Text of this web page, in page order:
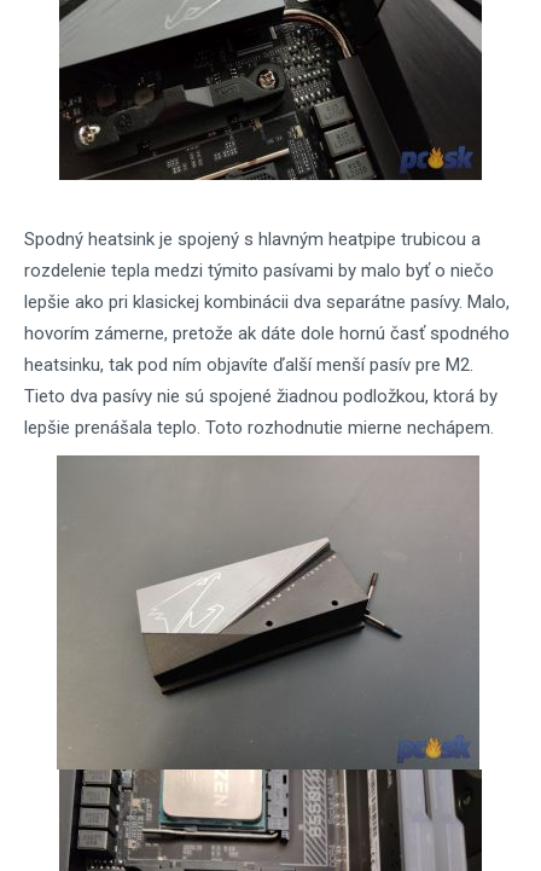
Spodný heatsink je spojený s hlavným heatpipe trubicou a
rozdelenie tepla medzi týmito pasívami by malo byť o niečo
lepšie ako pri klasickej kombinácii dva separátne pasívy. Malo,
hovorím zámerne, pretože ak dáte dole hornú časť spodného
heatsinku, tak pod ním objavíte ďalší menší pasív pre M2.
Tieto dva pasívy nie sú spojené žiadnou podložkou, ktorá by
lepšie prenášala teplo. Toto rozhodnutie mierne nechápem.